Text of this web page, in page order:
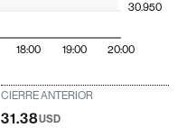
18:00 19:00 20:00
30.950
CIERRE ANTERIOR
31.38USD